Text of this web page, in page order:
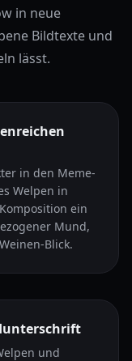
in neue
Bildtexte und
lässt.
in den Meme-
Welpen in
ein
Mund,
Blick.
und